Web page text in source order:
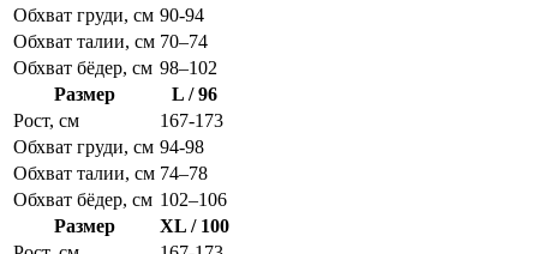
Обхват груди, см 90-94
Обхват талии, см 70–74
Обхват бёдер, см 98–102
Размер
L / 96
Рост, см
167-173
Обхват груди, см 94-98
Обхват талии, см 74–78
Обхват бёдер, см 102–106
Размер
XL / 100